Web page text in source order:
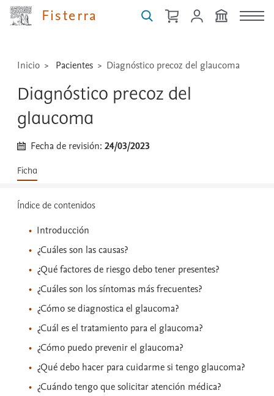
Fisterra
técnicas
...
Inicio Pacientes Diagnóstico precoz del glaucoma
Diagnóstico precoz del
glaucoma
Fecha de revisión:24/03/2023
Ficha
Índice de contenidos
Introducción
¿Cuáles son las causas?
¿Qué factores de riesgo debo tener presentes?
¿Cuáles son los síntomas más frecuentes?
¿Cómo se diagnostica el glaucoma?
¿Cuál es el tratamiento para el glaucoma?
¿Cómo puedo prevenir el glaucoma?
¿Qué debo hacer para cuidarme si tengo glaucoma?
¿Cuándo tengo que solicitar atención médica?